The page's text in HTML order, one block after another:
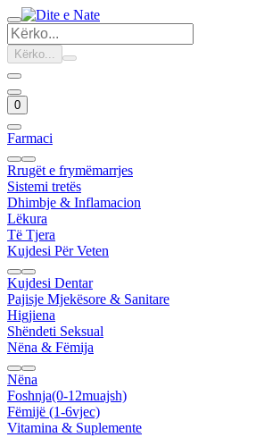
Kërko...
0
Farmaci
Rrugët e frymëmarrjes
Sistemi tretës
Dhimbje & Inflamacion
Lëkura
Të Tjera
Kujdesi Për Veten
Kujdesi Dentar
Pajisje Mjekësore & Sanitare
Higjiena
Shëndeti Seksual
Nëna & Fëmija
Nëna
Foshnja(0-12muajsh)
Fëmijë (1-6vjec)
Vitamina & Suplemente